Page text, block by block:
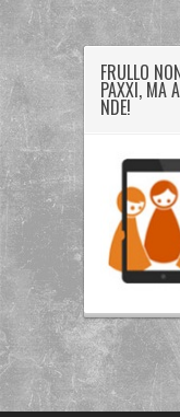
FRULLO
PAXXI, MA
NDE!